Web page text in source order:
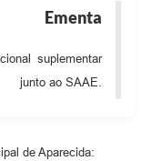
Ementa
suplementar
junto ao SAAE.
de Aparecida: